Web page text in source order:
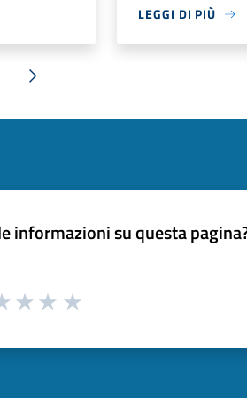
LEGGI DI PIÙ
Successiva »
informazioni su questa